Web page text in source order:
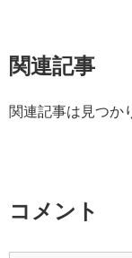
関連記事
関連記事は見つか
コメント